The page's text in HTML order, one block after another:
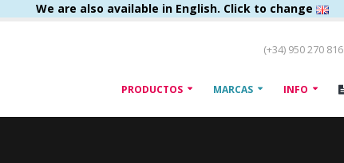
We are also available in English. Click to change
(+34) 950 270 816
PRODUCTOS MARCAS INFO